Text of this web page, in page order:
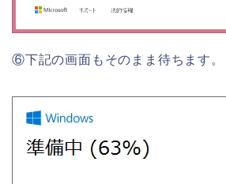
⑥下記の画面もそのまま待ちます。